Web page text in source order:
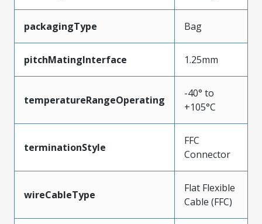
packagingType Bag
pitchMatingInterface 1.25mm
temperatureRangeOperating
-40° to
+105°C
terminationStyle
FFC
Connector
wireCableType
Flat Flexible
Cable (FFC)